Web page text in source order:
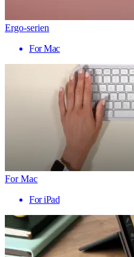
Ergo-serien
For Mac
For Mac
For iPad